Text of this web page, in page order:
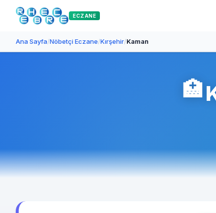
ECZANE
Ana Sayfa/Nöbetçi Eczane/Kırşehir/Kaman
🏥